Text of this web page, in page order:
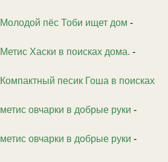
Молодой пёс Тоби ищет дом -
Метис Хаски в поисках дома. -
Компактный песик Гоша в поисках
метис овчарки в добрые руки -
метис овчарки в добрые руки -